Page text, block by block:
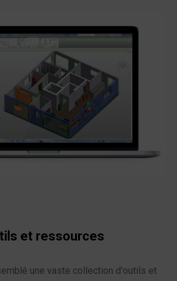
et ressources
une vaste collection d'outils et